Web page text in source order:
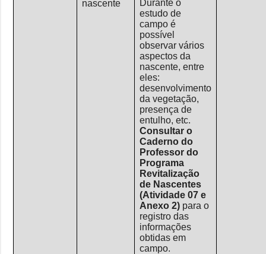
nascente
Durante o
estudo de
campo é
possível
observar vários
aspectos da
nascente, entre
eles:
desenvolvimento
da vegetação,
presença de
entulho, etc.
Consultar o
Caderno do
Professor do
Programa
Revitalização
de Nascentes
(Atividade 07 e
Anexo 2) para o
registro das
informações
obtidas em
campo.